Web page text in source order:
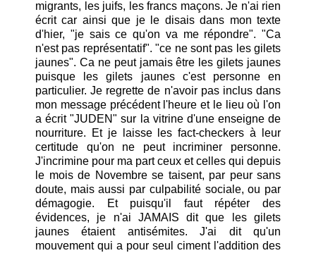
migrants, les juifs, les francs maçons. Je n'ai rien
écrit car ainsi que je le disais dans mon texte
d'hier, "je sais ce qu'on va me répondre". "Ca
n'est pas représentatif". "ce ne sont pas les gilets
jaunes". Ca ne peut jamais être les gilets jaunes
puisque les gilets jaunes c'est personne en
particulier. Je regrette de n'avoir pas inclus dans
mon message précédent l'heure et le lieu où l'on
a écrit "JUDEN" sur la vitrine d'une enseigne de
nourriture. Et je laisse les fact-checkers à leur
certitude qu'on ne peut incriminer personne.
J'incrimine pour ma part ceux et celles qui depuis
le mois de Novembre se taisent, par peur sans
doute, mais aussi par culpabilité sociale, ou par
démagogie. Et puisqu'il faut répéter des
évidences, je n'ai JAMAIS dit que les gilets
jaunes étaient antisémites. J'ai dit qu'un
mouvement qui a pour seul ciment l'addition des